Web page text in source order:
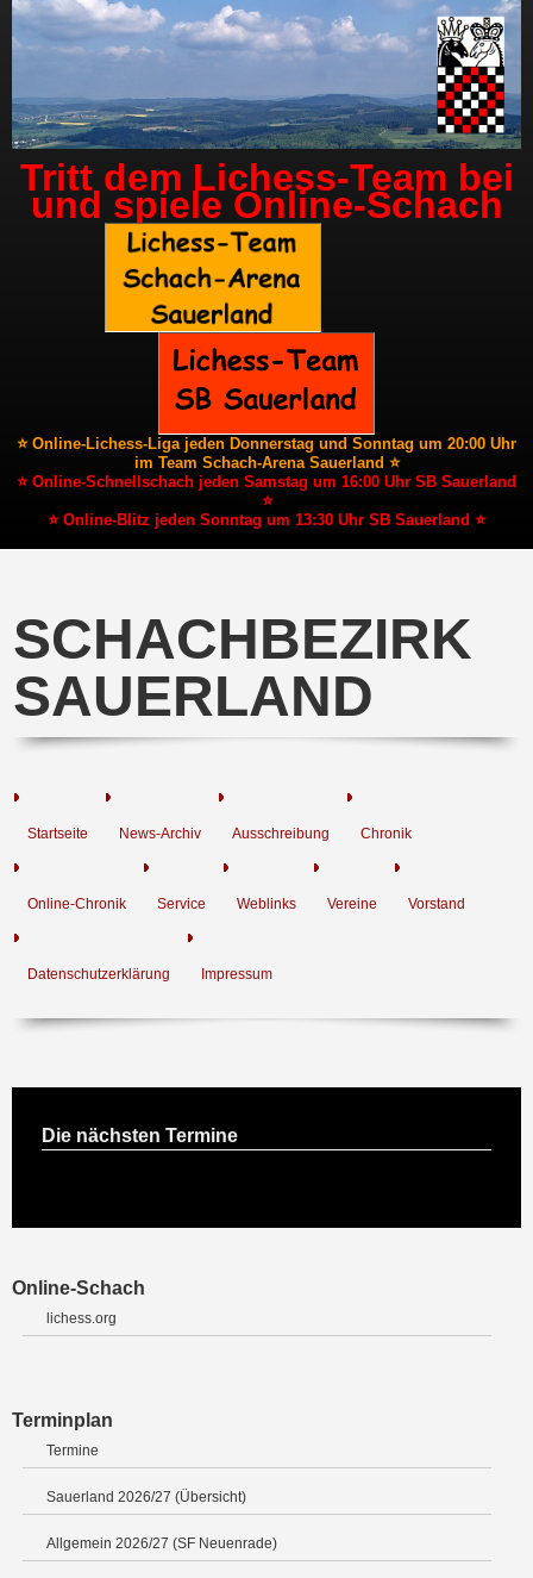
Tritt dem Lichess-Team bei
und spiele Online-Schach
⭐ Online-Lichess-Liga jeden Donnerstag und Sonntag um 20:00 Uhr
im Team Schach-Arena Sauerland ⭐
⭐ Online-Schnellschach jeden Samstag um 16:00 Uhr SB Sauerland
⭐
⭐ Online-Blitz jeden Sonntag um 13:30 Uhr SB Sauerland ⭐
SCHACHBEZIRK
SAUERLAND
Startseite News-Archiv Ausschreibung Chronik
Online-Chronik Service Weblinks Vereine Vorstand
Datenschutzerklärung Impressum
Die nächsten Termine
Online-Schach
lichess.org
Terminplan
Termine
Sauerland 2026/27 (Übersicht)
Allgemein 2026/27 (SF Neuenrade)